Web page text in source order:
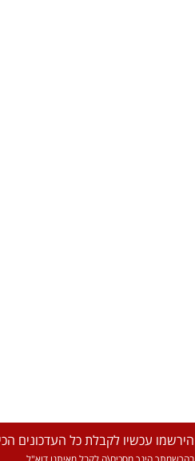
הירשמו עכשיו לקבלת כל העדכונים